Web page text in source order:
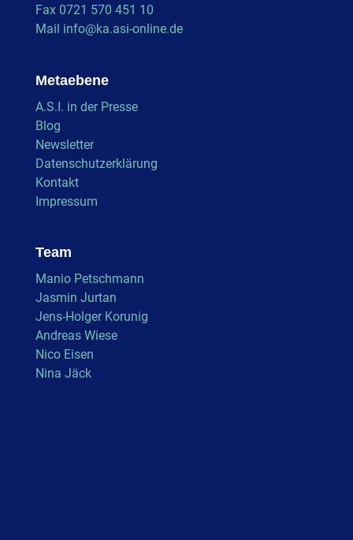
Fax 0721 570 451 10
Mail info@ka.asi-online.de
Metaebene
A.S.I. in der Presse
Blog
Newsletter
Datenschutzerklärung
Kontakt
Impressum
Team
Manio Petschmann
Jasmin Jurtan
Jens-Holger Korunig
Andreas Wiese
Nico Eisen
Nina Jäck